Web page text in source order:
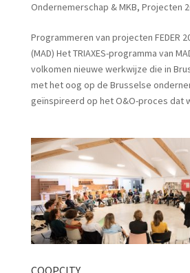
Ondernemerschap & MKB, Projecten
Programmeren van projecten FEDER
(MAD) Het TRIAXES-programma van
volkomen nieuwe werkwijze die in
met het oog op de Brusselse
geïnspireerd op het O&O-proces dat